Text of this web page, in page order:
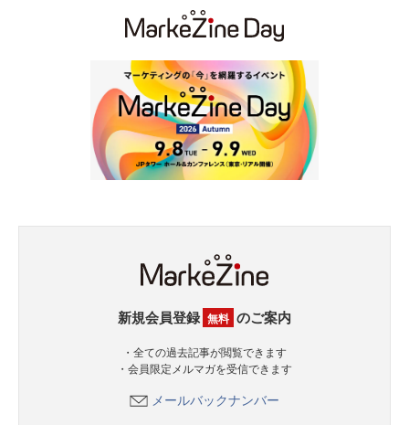
新規会員登録 無料 のご案内
・全ての過去記事が閲覧できます
・会員限定メルマガを受信できます
メールバックナンバー